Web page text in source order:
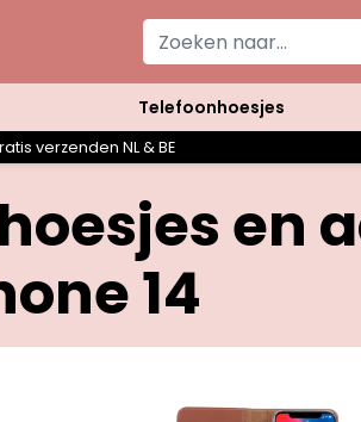
Telefoonhoesjes
verzenden NL & BE
en
14